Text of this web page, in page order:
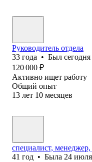
Руководитель отдела
33 года • Был сегодня
120 000 ₽
Активно ищет работу
Общий опыт
13 лет 10 месяцев
специалист,
41 год • Была 24 июля